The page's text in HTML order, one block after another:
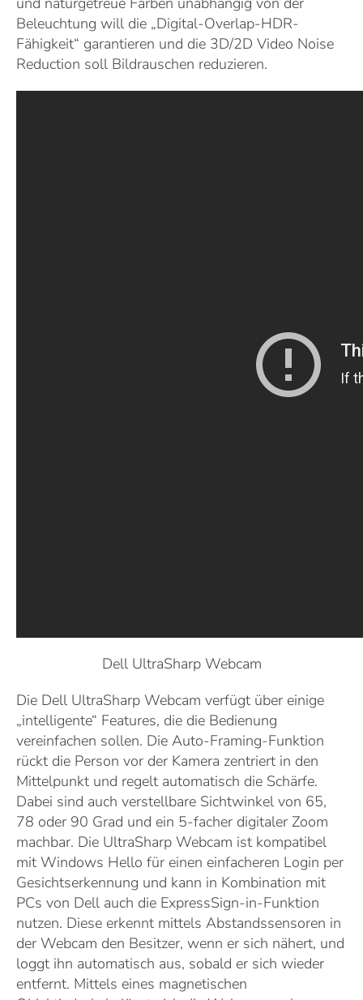
Beleuchtung will die „Digital-Overlap-HDR-
Fähigkeit“ garantieren und die 3D/2D Video Noise
Reduction soll Bildrauschen reduzieren.
Dell UltraSharp Webcam
Die Dell UltraSharp Webcam verfügt über einige
„intelligente“ Features, die die Bedienung
vereinfachen sollen. Die Auto-Framing-Funktion
rückt die Person vor der Kamera zentriert in den
Mittelpunkt und regelt automatisch die Schärfe.
Dabei sind auch verstellbare Sichtwinkel von 65,
78 oder 90 Grad und ein 5-facher digitaler Zoom
machbar. Die UltraSharp Webcam ist kompatibel
mit Windows Hello für einen einfacheren Login per
Gesichtserkennung und kann in Kombination mit
PCs von Dell auch die ExpressSign-in-Funktion
nutzen. Diese erkennt mittels Abstandssensoren in
der Webcam den Besitzer, wenn er sich nähert, und
loggt ihn automatisch aus, sobald er sich wieder
entfernt. Mittels eines magnetischen